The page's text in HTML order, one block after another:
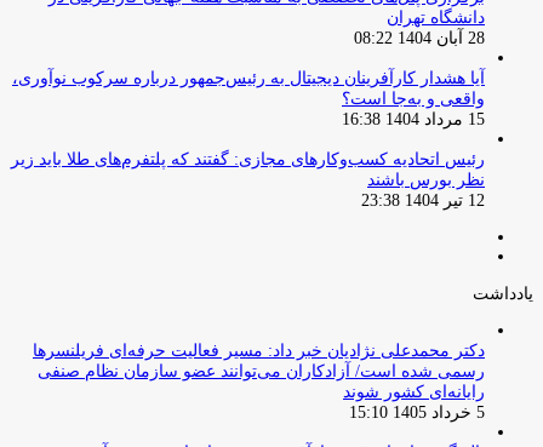
دانشگاه تهران
28 آبان 1404 08:22
آیا هشدار کارآفرینان دیجیتال به رئیس‌جمهور درباره سرکوب نوآوری،
واقعی و به‌جا است؟
15 مرداد 1404 16:38
‏رئیس اتحادیه کسب‌وکارهای مجازی: گفتند که پلتفرم‌های طلا باید زیر
نظر بورس باشند
12 تیر 1404 23:38
یادداشت
دکتر محمدعلی نژادیان خبر داد: مسیر فعالیت حرفه‌ای فریلنسرها
رسمی شده است/ آزادکاران می‌توانند عضو سازمان نظام صنفی
رایانه‌ای کشور شوند
5 خرداد 1405 15:10